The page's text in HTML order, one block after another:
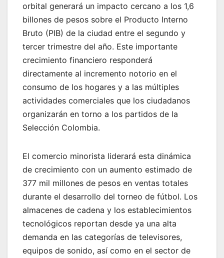
orbital generará un impacto cercano a los 1,6
billones de pesos sobre el Producto Interno
Bruto (PIB) de la ciudad entre el segundo y
tercer trimestre del año. Este importante
crecimiento financiero responderá
directamente al incremento notorio en el
consumo de los hogares y a las múltiples
actividades comerciales que los ciudadanos
organizarán en torno a los partidos de la
Selección Colombia.
El comercio minorista liderará esta dinámica
de crecimiento con un aumento estimado de
377 mil millones de pesos en ventas totales
durante el desarrollo del torneo de fútbol. Los
almacenes de cadena y los establecimientos
tecnológicos reportan desde ya una alta
demanda en las categorías de televisores,
equipos de sonido, así como en el sector de